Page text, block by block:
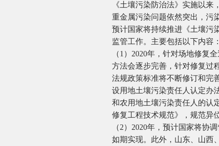
《土壤污染防治法》实施以
重金属污染问题依然突出，污
预计国家将持续推进《土壤污
监管工作。主要包括以下内容
（1）2020年，针对场地修复
方法会逐步完善，针对修复过
法规政策标准将不断修订和完
设用地土壤污染责任人认定办
和农用地土壤污染责任人的认
修复工程技术规范》，规范异
（2）2020年，预计国家将协
如期实现。此外，山东、山西